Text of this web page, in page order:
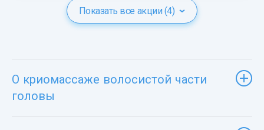
Показать все акции (4)
О криомассаже волосистой части
головы